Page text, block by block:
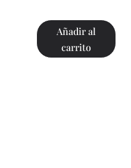
Añadir al
carrito